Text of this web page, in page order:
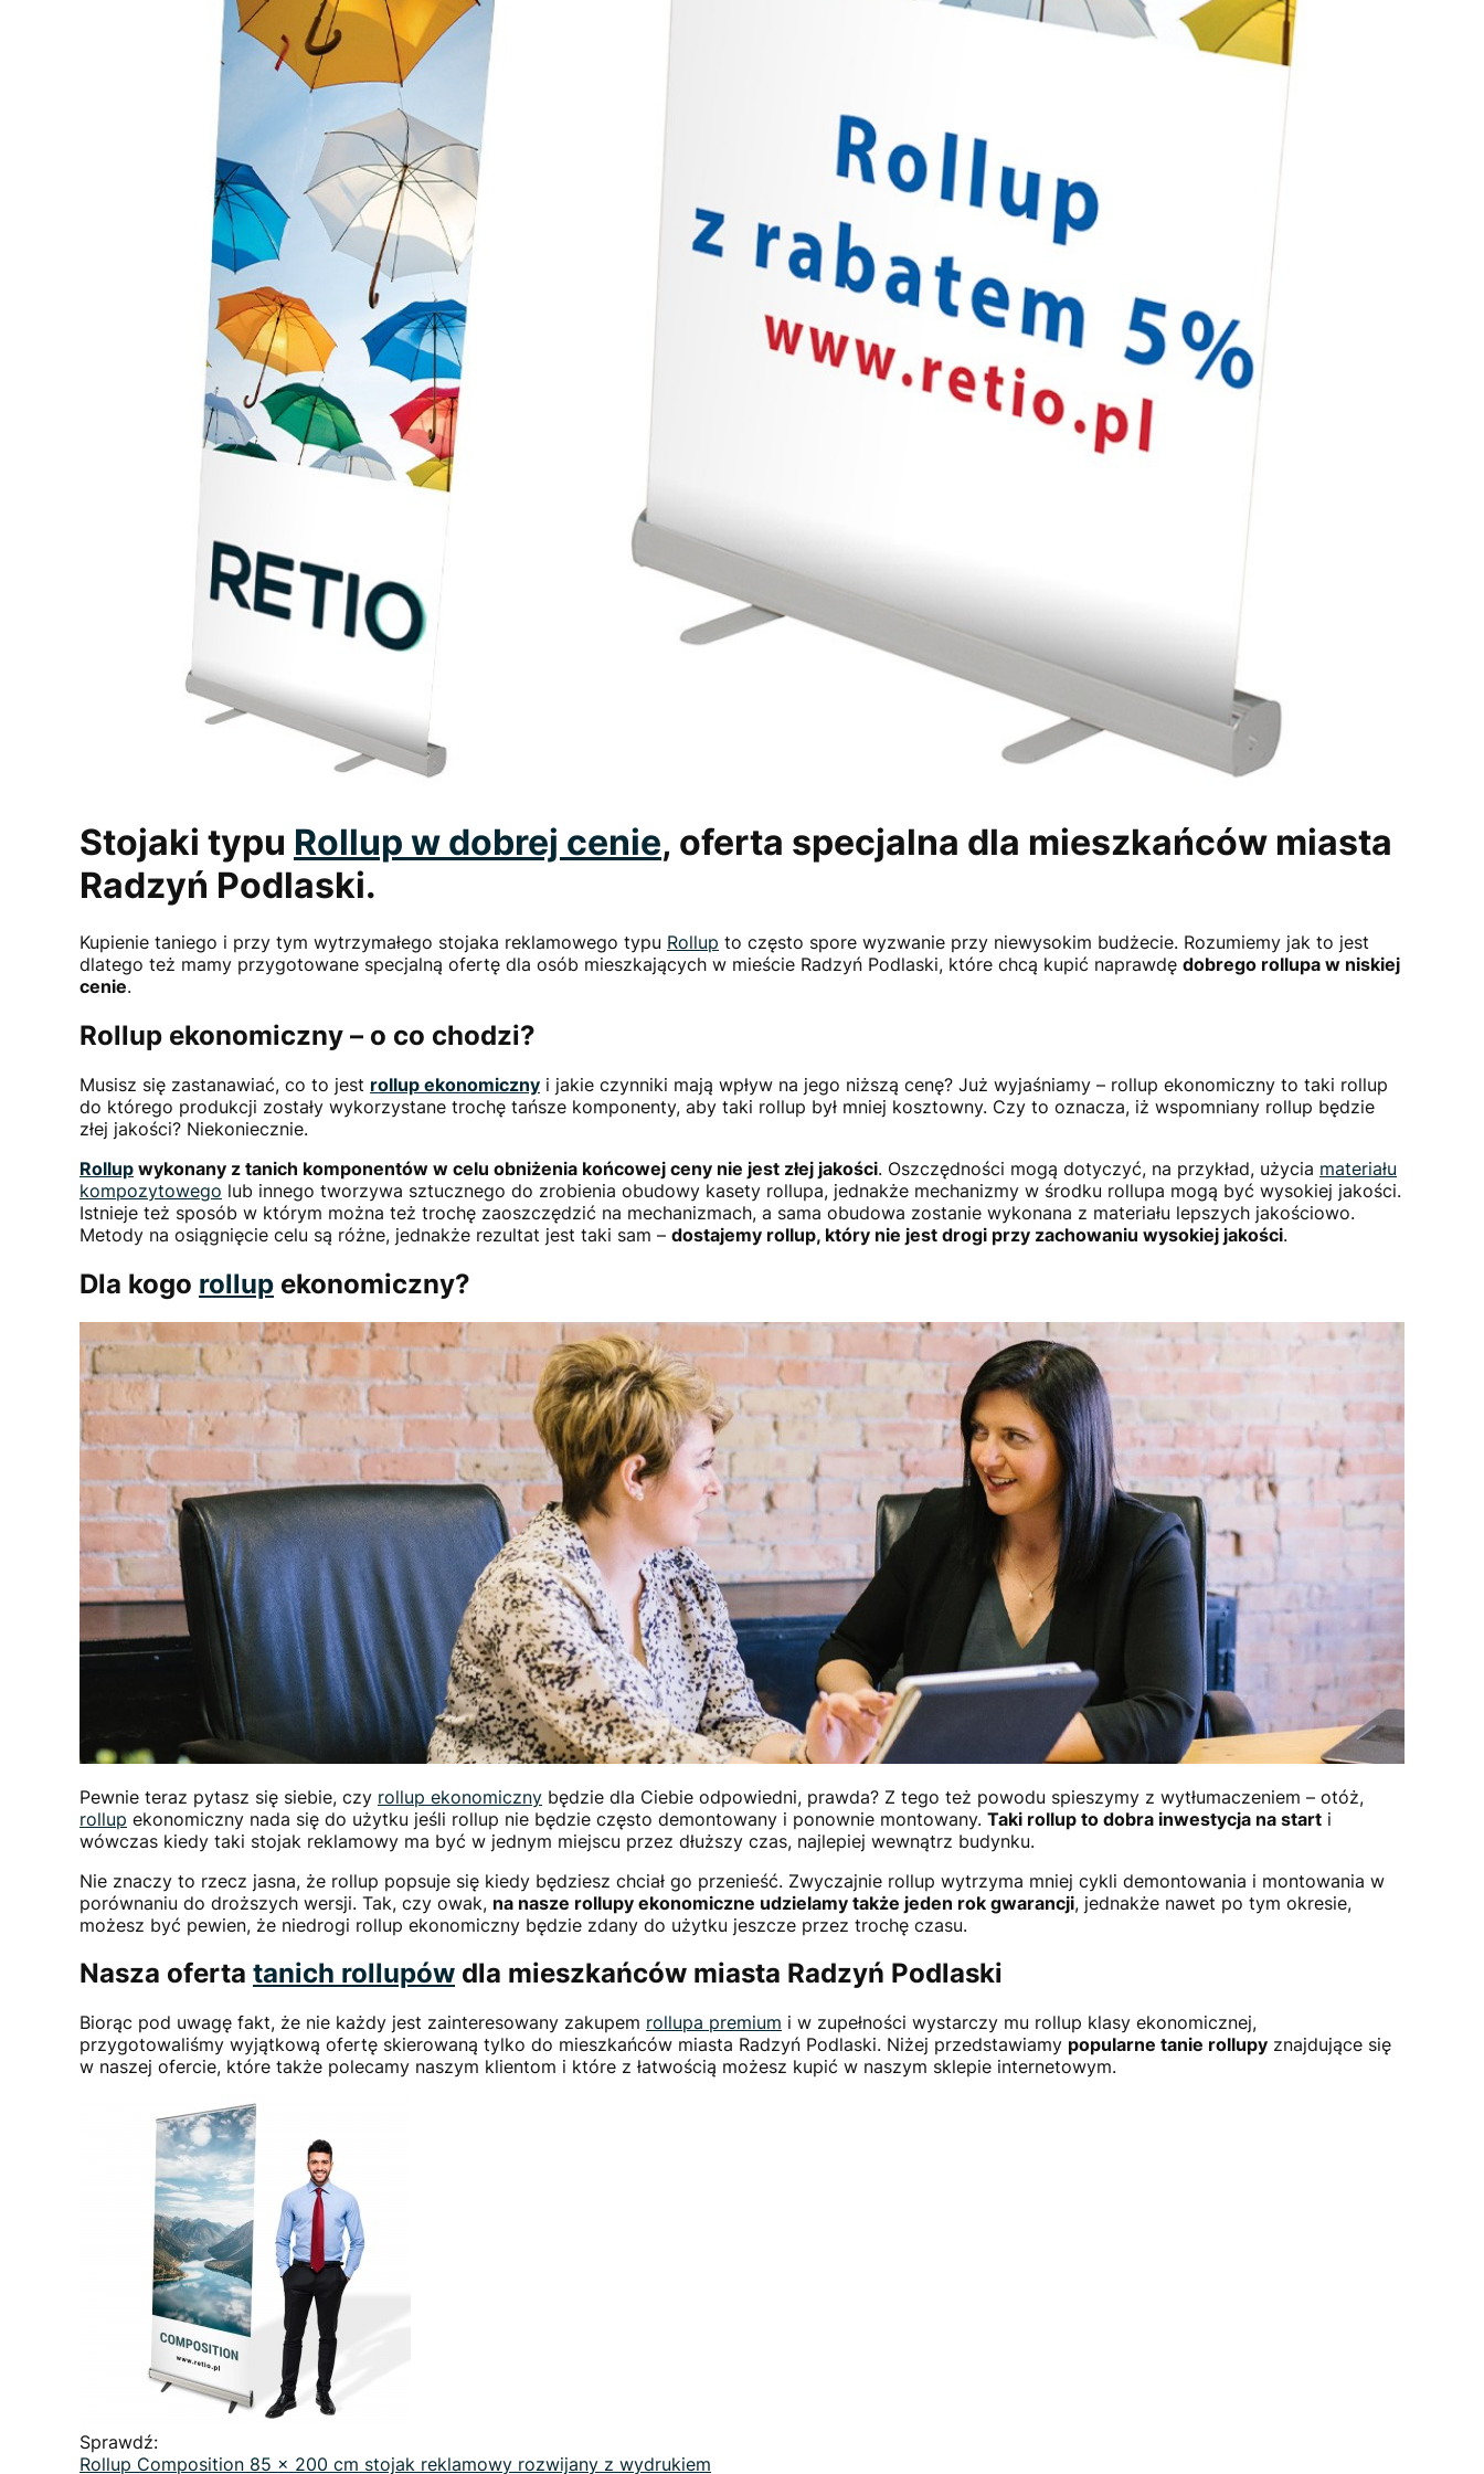
Stojaki typu Rollup w dobrej cenie, oferta specjalna dla mieszkańców miasta
Radzyń Podlaski.
Kupienie taniego i przy tym wytrzymałego stojaka reklamowego typu Rollup to często spore wyzwanie przy niewysokim budżecie. Rozumiemy jak to jest
dlatego też mamy przygotowane specjalną ofertę dla osób mieszkających w mieście Radzyń Podlaski, które chcą kupić naprawdę dobrego rollupa w niskiej
cenie.
Rollup ekonomiczny – o co chodzi?
Musisz się zastanawiać, co to jest rollup ekonomiczny i jakie czynniki mają wpływ na jego niższą cenę? Już wyjaśniamy – rollup ekonomiczny to taki rollup
do którego produkcji zostały wykorzystane trochę tańsze komponenty, aby taki rollup był mniej kosztowny. Czy to oznacza, iż wspomniany rollup będzie
złej jakości? Niekoniecznie.
Rollup wykonany z tanich komponentów w celu obniżenia końcowej ceny nie jest złej jakości. Oszczędności mogą dotyczyć, na przykład, użycia materiału
kompozytowego lub innego tworzywa sztucznego do zrobienia obudowy kasety rollupa, jednakże mechanizmy w środku rollupa mogą być wysokiej jakości.
Istnieje też sposób w którym można też trochę zaoszczędzić na mechanizmach, a sama obudowa zostanie wykonana z materiału lepszych jakościowo.
Metody na osiągnięcie celu są różne, jednakże rezultat jest taki sam – dostajemy rollup, który nie jest drogi przy zachowaniu wysokiej jakości.
Dla kogo rollup ekonomiczny?
Pewnie teraz pytasz się siebie, czy rollup ekonomiczny będzie dla Ciebie odpowiedni, prawda? Z tego też powodu spieszymy z wytłumaczeniem – otóż,
rollup ekonomiczny nada się do użytku jeśli rollup nie będzie często demontowany i ponownie montowany. Taki rollup to dobra inwestycja na start i
wówczas kiedy taki stojak reklamowy ma być w jednym miejscu przez dłuższy czas, najlepiej wewnątrz budynku.
Nie znaczy to rzecz jasna, że rollup popsuje się kiedy będziesz chciał go przenieść. Zwyczajnie rollup wytrzyma mniej cykli demontowania i montowania w
porównaniu do droższych wersji. Tak, czy owak, na nasze rollupy ekonomiczne udzielamy także jeden rok gwarancji, jednakże nawet po tym okresie,
możesz być pewien, że niedrogi rollup ekonomiczny będzie zdany do użytku jeszcze przez trochę czasu.
Nasza oferta tanich rollupów dla mieszkańców miasta Radzyń Podlaski
Biorąc pod uwagę fakt, że nie każdy jest zainteresowany zakupem rollupa premium i w zupełności wystarczy mu rollup klasy ekonomicznej,
przygotowaliśmy wyjątkową ofertę skierowaną tylko do mieszkańców miasta Radzyń Podlaski. Niżej przedstawiamy popularne tanie rollupy znajdujące się
w naszej ofercie, które także polecamy naszym klientom i które z łatwością możesz kupić w naszym sklepie internetowym.
Sprawdź:
Rollup Composition 85 x 200 cm stojak reklamowy rozwijany z wydrukiem